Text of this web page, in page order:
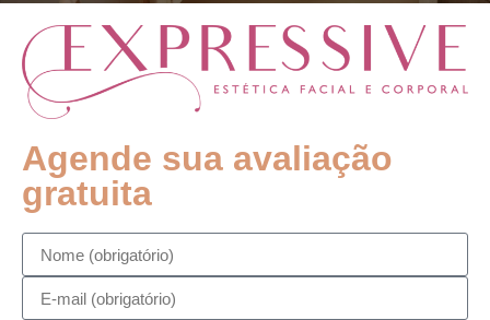
Agende sua avaliação
gratuita